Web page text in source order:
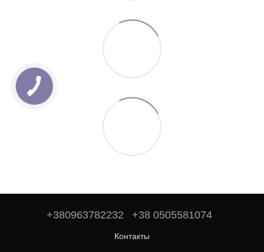
+380963782232 +38 0505581074
Контакты